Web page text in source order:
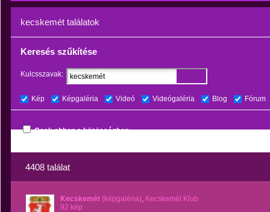
kecskemét találatok
Keresés szűkítése
Kulcsszavak:
Kép Képgaléria Videó Videógaléria Blog Fórum
Csak ebben a közösségben
4408 találat
Kecskemét (képgaléria), Kecskemét Klub
92 kép